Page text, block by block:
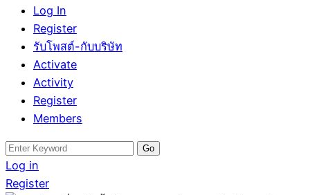
Log In
Register
รับโพสต์-กับบริษัท
Activate
Activity
Register
Members
Search
for:
Log in
Register